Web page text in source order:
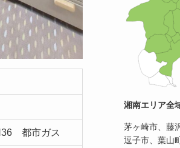
都市ガス
湘南エリア全
茅ヶ崎市、藤
逗子市、葉山